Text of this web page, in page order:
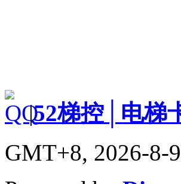
|52梯控│电梯
GMT+8, 2026-8-